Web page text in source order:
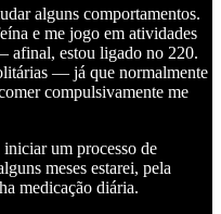
alguns comportamentos.
e me jogo em atividades
afinal, estou ligado no 220.
— já que normalmente
compulsivamente me
um processo de
meses estarei, pela
medicação diária.